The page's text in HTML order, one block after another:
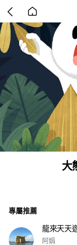
back
to
home
大
專屬推薦
龍來天天
阿娟